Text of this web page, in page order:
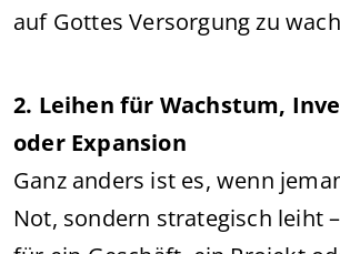
auf Gottes Versorgung zu
2. Leihen für Wachstum,
oder Expansion
Ganz anders ist es, wenn
Not, sondern strategisch leiht